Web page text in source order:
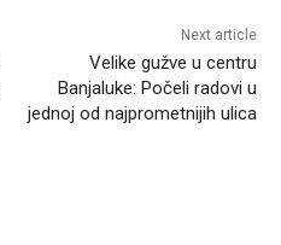
Next article
Velike gužve u centru
Banjaluke: Počeli radovi u
jednoj od najprometnijih ulica